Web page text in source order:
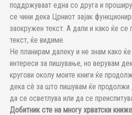
поддржуваат една со друга и
се чини дека Црниот зајак
заокружен текст. А дали и како ќе се
текст, ќе видиме.
Не планирам далеку и не знам како
интереси за пишување, но верувам
кругови околу моите книги ќе
дека сè за што пишувам ќе продолжи
да се осветлува или да се
Добитник сте на многу хрватски